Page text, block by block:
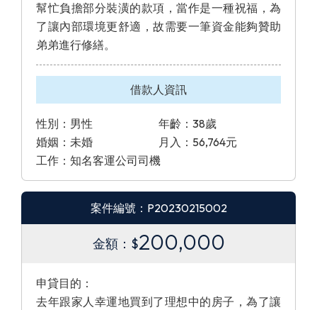
幫忙負擔部分裝潢的款項，當作是一種祝福，為
了讓內部環境更舒適，故需要一筆資金能夠贊助
弟弟進行修繕。
借款人資訊
性別：男性
年齡：38歲
婚姻：未婚
月入：56,764元
工作：知名客運公司司機
案件編號：P20230215002
金額：$200,000
申貸目的：
去年跟家人幸運地買到了理想中的房子，為了讓